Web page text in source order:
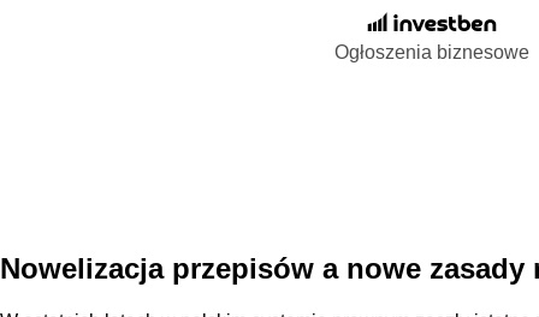
Ogłoszenia biznesowe
Nowelizacja przepisów a nowe